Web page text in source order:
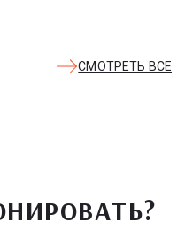
СМОТРЕТЬ ВСЕ